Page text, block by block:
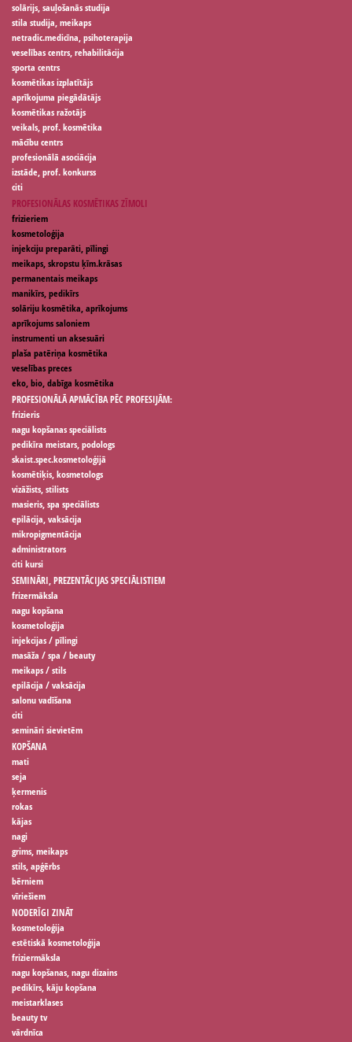
solārijs, sauļošanās studija
stila studija, meikaps
netradic.medicīna, psihoterapija
veselības centrs, rehabilitācija
sporta centrs
kosmētikas izplatītājs
aprīkojuma piegādātājs
kosmētikas ražotājs
veikals, prof. kosmētika
mācību centrs
profesionālā asociācija
izstāde, prof. konkurss
citi
PROFESIONĀLAS KOSMĒTIKAS ZĪMOLI
frizieriem
kosmetoloģija
injekciju preparāti, pīlingi
meikaps, skropstu ķīm.krāsas
permanentais meikaps
manikīrs, pedikīrs
solāriju kosmētika, aprīkojums
aprīkojums saloniem
instrumenti un aksesuāri
plaša patēriņa kosmētika
veselības preces
eko, bio, dabīga kosmētika
PROFESIONĀLĀ APMĀCĪBA PĒC PROFESIJĀM:
frizieris
nagu kopšanas speciālists
pedikīra meistars, podologs
skaist.spec.kosmetoloģijā
kosmētiķis, kosmetologs
vizāžists, stilists
masieris, spa speciālists
epilācija, vaksācija
mikropigmentācija
administrators
citi kursi
SEMINĀRI, PREZENTĀCIJAS SPECIĀLISTIEM
frizermāksla
nagu kopšana
kosmetoloģija
injekcijas / pīlingi
masāža / spa / beauty
meikaps / stils
epilācija / vaksācija
salonu vadīšana
citi
semināri sievietēm
KOPŠANA
mati
seja
ķermenis
rokas
kājas
nagi
grims, meikaps
stils, apģērbs
bērniem
vīriešiem
NODERĪGI ZINĀT
kosmetoloģija
estētiskā kosmetoloģija
friziermāksla
nagu kopšanas, nagu dizains
pedikīrs, kāju kopšana
meistarklases
beauty tv
vārdnīca